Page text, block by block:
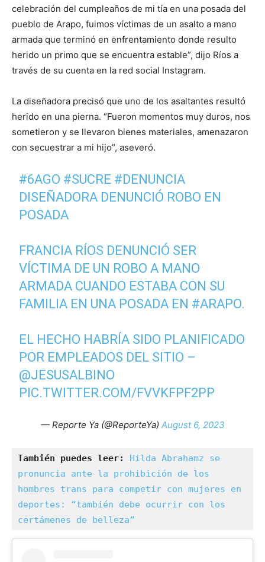
celebración del cumpleaños de mi tía en una posada del
pueblo de Arapo, fuimos víctimas de un asalto a mano
armada que terminó en enfrentamiento donde resulto
herido un primo que se encuentra estable”, dijo Ríos a
través de su cuenta en la red social Instagram.
La diseñadora precisó que uno de los asaltantes resultó
herido en una pierna. “Fueron momentos muy duros, nos
sometieron y se llevaron bienes materiales, amenazaron
con secuestrar a mi hijo”, aseveró.
#6AGO #SUCRE #DENUNCIA
DISEÑADORA DENUNCIÓ ROBO EN
POSADA
FRANCIA RÍOS DENUNCIÓ SER
VÍCTIMA DE UN ROBO A MANO
ARMADA CUANDO ESTABA CON SU
FAMILIA EN UNA POSADA EN #ARAPO.
EL HECHO HABRÍA SIDO PLANIFICADO
POR EMPLEADOS DEL SITIO –
@JESUSALBINO
PIC.TWITTER.COM/FVVKFPF2PP
— Reporte Ya (@ReporteYa) August 6, 2023
También puedes leer:
Hilda Abrahamz se
pronuncia ante la prohibición de los
hombres trans para competir con mujeres en
deportes: “también debe ocurrir con los
certámenes de belleza”